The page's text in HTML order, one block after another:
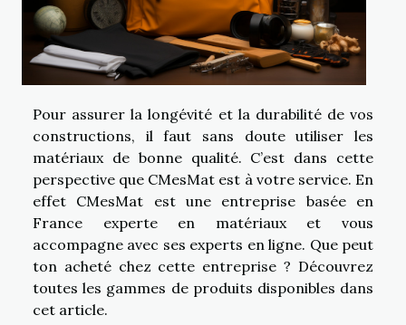
Pour assurer la longévité et la durabilité de vos
constructions, il faut sans doute utiliser les
matériaux de bonne qualité. C’est dans cette
perspective que CMesMat est à votre service. En
effet CMesMat est une entreprise basée en
France experte en matériaux et vous
accompagne avec ses experts en ligne. Que peut
ton acheté chez cette entreprise ? Découvrez
toutes les gammes de produits disponibles dans
cet article.